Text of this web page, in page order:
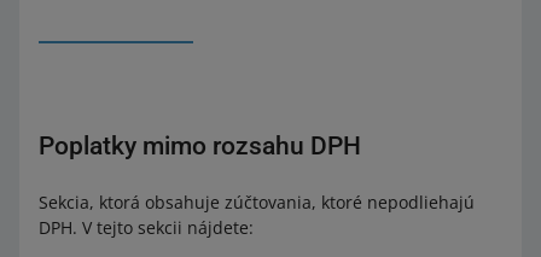
Poplatky mimo rozsahu DPH
Sekcia, ktorá obsahuje zúčtovania, ktoré nepodliehajú
DPH. V tejto sekcii nájdete: